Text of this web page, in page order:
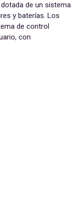
de un sistema
y baterías. Los
de control
con